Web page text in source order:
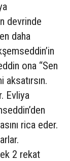
devrinde
daha
ona “Sen
Evliya
rica eder.
2 rekat